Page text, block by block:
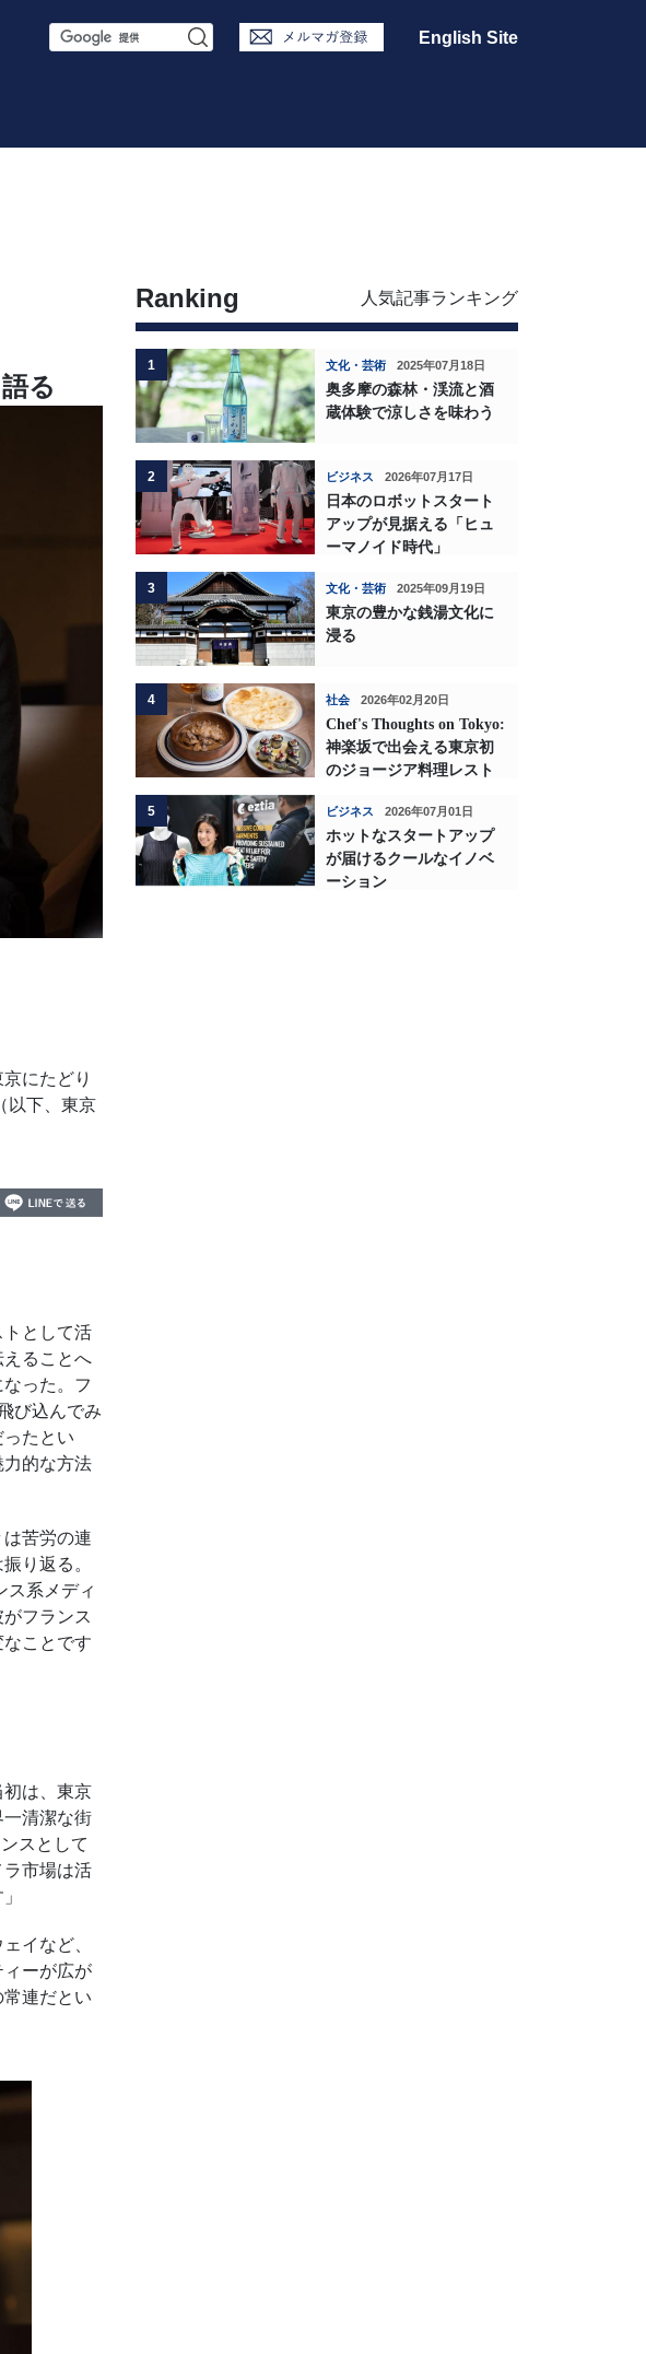
S
r
English Site
る
にたどり
以下、東京
として活
ることへ
った。フ
び込んでみ
たとい
的な方法
苦労の連
り返る。
ス系メディ
フランス
ことです
は、東京
清潔な街
スとして
市場は活
イなど、
ーが広が
連だとい
Ranking 人気記事ランキング
1 文化・芸術 2025年07月18日
奥多摩の森林・渓流と酒
蔵体験で涼しさを味わう
2 ビジネス 2026年07月17日
日本のロボットスタート
アップが見据える「ヒュ
ーマノイド時代」
3 文化・芸術 2025年09月19日
東京の豊かな銭湯文化に
浸る
4 社会 2026年02月20日
Chef's Thoughts on Tokyo:
神楽坂で出会える東京初
のジョージア料理レスト
5 ビジネス 2026年07月01日
ホットなスタートアップ
が届けるクールなイノベ
ーション